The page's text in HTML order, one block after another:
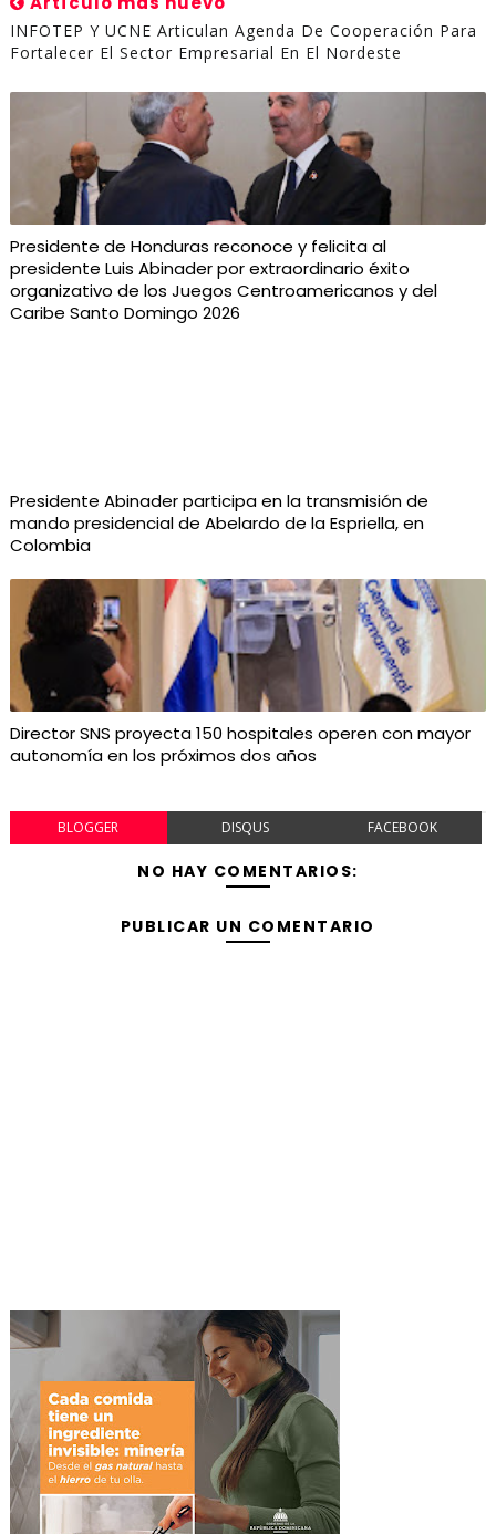
INFOTEP Y UCNE Articulan Agenda De Cooperación Para
Fortalecer El Sector Empresarial En El Nordeste
Presidente de Honduras reconoce y felicita al
presidente Luis Abinader por extraordinario éxito
organizativo de los Juegos Centroamericanos y del
Caribe Santo Domingo 2026
Presidente Abinader participa en la transmisión de
mando presidencial de Abelardo de la Espriella, en
Colombia
Director SNS proyecta 150 hospitales operen con mayor
autonomía en los próximos dos años
BLOGGER DISQUS FACEBOOK
NO HAY COMENTARIOS:
PUBLICAR UN COMENTARIO